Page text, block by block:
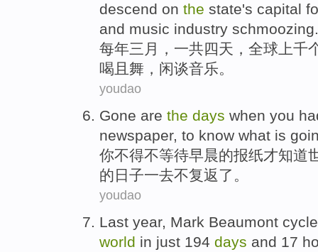
descend on the state's capital
and music industry schmoozing.
每年三月，一共四天 ， 全球 上千
喝 且 舞 ，闲谈音乐。
youdao
Gone are the days when you
newspaper, to know what is
你不得不等待早晨的报纸才知道
的 日子一去不复返了 。
youdao
Last year, Mark Beaumont
world in just 194 days and 17